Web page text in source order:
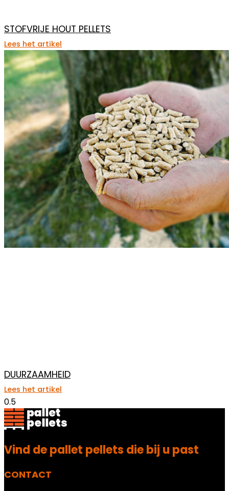
STOFVRIJE HOUT PELLETS
Lees het artikel
DUURZAAMHEID
Lees het artikel
Vind de pallet pellets die bij u past
CONTACT